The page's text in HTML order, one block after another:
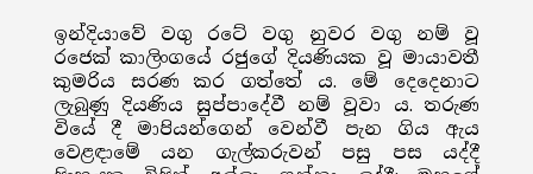
ඉන්දියාවේ වගු රටේ වගු නුවර වගු නම් වූ
රජෙක් කාලිංගයේ රජුගේ දියණියක වූ මායාවතී
කුමරිය සරණ කර ගත්තේ ය. මේ දෙදෙනාට
ලැබුණු දියණිය සුප්පාදේවී නම් වූවා ය. තරුණ
වියේ දී මාපියන්ගෙන් වෙන්වී පැන ගිය ඇය
වෙළඳාමේ යන ගැල්කරුවන් පසු පස යද්දී